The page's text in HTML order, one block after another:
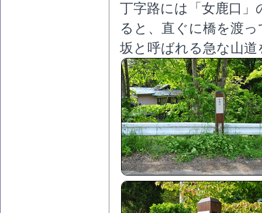
丁字路には「女鹿口
ると、直ぐに橋を渡
坂と呼ばれる急な山